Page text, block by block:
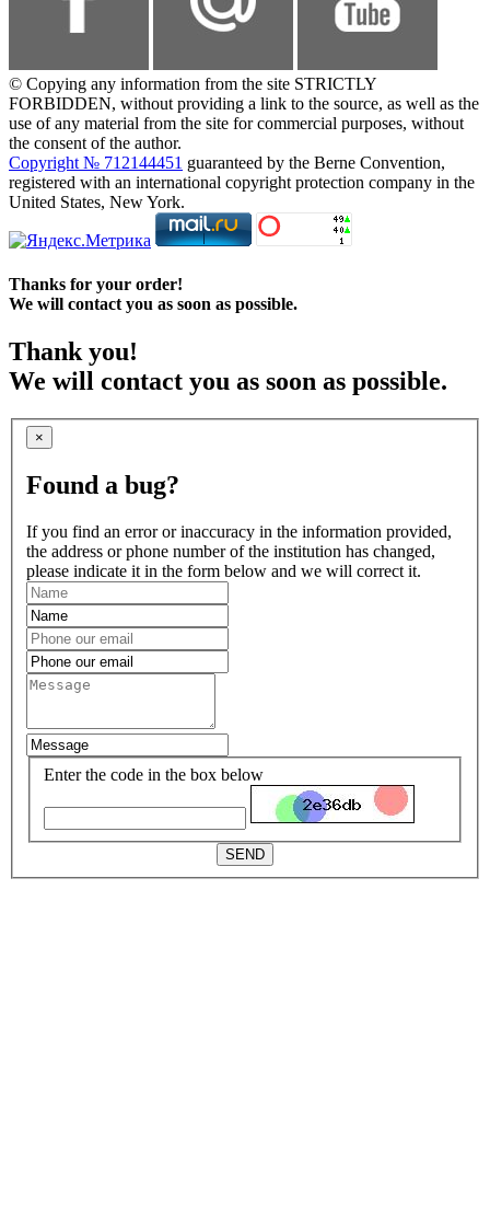
© Copying any information from the site STRICTLY
FORBIDDEN, without providing a link to the source, as well as the
use of any material from the site for commercial purposes, without
the consent of the author.
Copyright № 712144451 guaranteed by the Berne Convention,
registered with an international copyright protection company in the
United States, New York.
Thanks for your order!
We will contact you as soon as possible.
Thank you!
We will contact you as soon as possible.
×
Found a bug?
If you find an error or inaccuracy in the information provided,
the address or phone number of the institution has changed,
please indicate it in the form below and we will correct it.
Enter the code in the box below
SEND